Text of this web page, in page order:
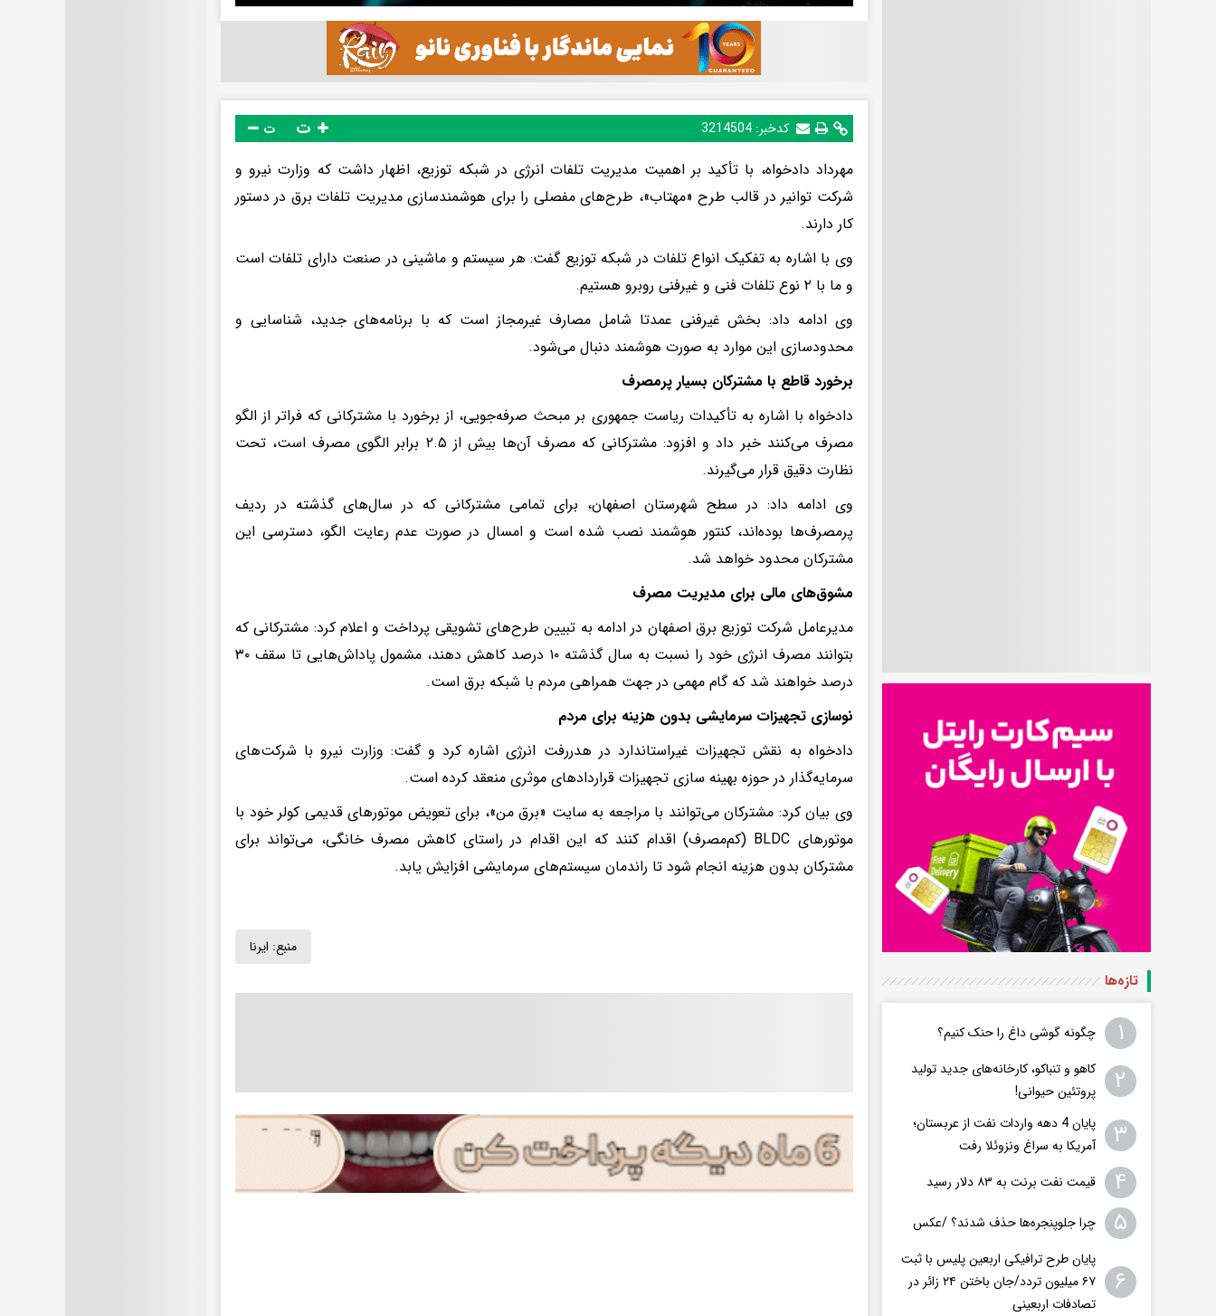
کدخبر:3214504 ت
مهرداد دادخواه، با تأکید بر اهمیت مدیریت تلفات انرژی در شبکه توزیع، اظهار داشت که وزارت نیرو و
شرکت توانیر در قالب طرح «مهتاب»، طرح‌های مفصلی را برای هوشمندسازی مدیریت تلفات برق در دستور
کار دارند.
وی با اشاره به تفکیک انواع تلفات در شبکه توزیع گفت: هر سیستم و ماشینی در صنعت دارای تلفات است
و ما با ۲ نوع تلفات فنی و غیرفنی روبرو هستیم.
وی ادامه داد: بخش غیرفنی عمدتا شامل مصارف غیرمجاز است که با برنامه‌های جدید، شناسایی و
محدودسازی این موارد به صورت هوشمند دنبال می‌شود.
برخورد قاطع با مشترکان بسیار پرمصرف
دادخواه با اشاره به تأکیدات ریاست جمهوری بر مبحث صرفه‌جویی، از برخورد با مشترکانی که فراتر از الگو
مصرف می‌کنند خبر داد و افزود: مشترکانی که مصرف آن‌ها بیش از ۲.۵ برابر الگوی مصرف است، تحت
نظارت دقیق قرار می‌گیرند.
وی ادامه داد: در سطح شهرستان اصفهان، برای تمامی مشترکانی که در سال‌های گذشته در ردیف
پرمصرف‌ها بوده‌اند، کنتور هوشمند نصب شده است و امسال در صورت عدم رعایت الگو، دسترسی این
مشترکان محدود خواهد شد.
مشوق‌های مالی برای مدیریت مصرف
مدیرعامل شرکت توزیع برق اصفهان در ادامه به تبیین طرح‌های تشویقی پرداخت و اعلام کرد: مشترکانی که
بتوانند مصرف انرژی خود را نسبت به سال گذشته ۱۰ درصد کاهش دهند، مشمول پاداش‌هایی تا سقف ۳۰
درصد خواهند شد که گام مهمی در جهت همراهی مردم با شبکه برق است.
نوسازی تجهیزات سرمایشی بدون هزینه برای مردم
دادخواه به نقش تجهیزات غیراستاندارد در هدررفت انرژی اشاره کرد و گفت: وزارت نیرو با شرکت‌های
سرمایه‌گذار در حوزه بهینه سازی تجهیزات قراردادهای موثری منعقد کرده است.
وی بیان کرد: مشترکان می‌توانند با مراجعه به سایت «برق من»، برای تعویض موتورهای قدیمی کولر خود با
موتورهای BLDC (کم‌مصرف) اقدام کنند که این اقدام در راستای کاهش مصرف خانگی، می‌تواند برای
مشترکان بدون هزینه انجام شود تا راندمان سیستم‌های سرمایشی افزایش یابد.
منبع: ایرنا
تازه‌ها
۱ چگونه گوشی داغ را حنک کنیم؟
۲
کاهو و تنباکو، کارخانه‌های جدید تولید
پروتئین حیوانی!
۳
پایان 4 دهه واردات نفت از عربستان؛
آمریکا به سراغ ونزوئلا رفت
۴ قیمت نفت برنت به ۸۳ دلار رسید
۵ چرا جلوپنجره‌ها حذف شدند؟ /عکس
۶
پایان طرح ترافیکی اربعین پلیس با ثبت
۶۷ میلیون تردد/جان باختن ۲۴ زائر در
تصادفات اربعینی